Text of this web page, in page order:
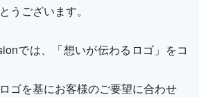
うございます。
では、「想いが伝わるロゴ」をコ
ゴを基にお客様のご要望に合わせ